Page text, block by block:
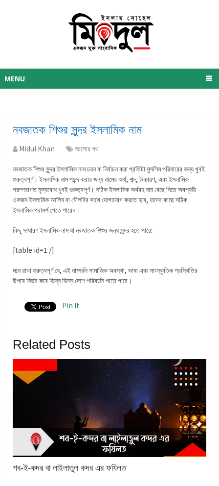
MENU
নবজাতক শিশুর সুন্দর ইসলামিক নাম
Midul Khan আলোর পথ
নবজাতক শিশুর সুন্দর ইসলামিক নাম চয়ন বা নির্বাচন করা প্রতিটা মুসলিম পরিবারের জন্য খুবই
গুরুত্বপূর্ণ। ইসলামিক নাম পছন্দ করার জন্য নামের অর্থ, শব্দ, উচ্চারণ, এবং ইসলামিক
পরম্পরাগত মূল্যবোধ খুবই গুরুত্বপূর্ণ। সঠিক ইসলামিক অর্থবহ নাম বেছে নিতে অবশ্যয়ী
একজন ইসলামিক আলিম বা মৌলবির সাথে যােগাযোগ করতে হবে, যাদের কাছে সঠিক
ইসলামিক পরামর্শ পেতে পারেন।
কিছু সাধারণ ইসলামিক নাম যা নবজাতক শিশুর জন্য সুন্দর হতে পারে:
[table id=1 /]
মনে রাখা গুরুত্বপূর্ণ যে, এই নামগুলি সামাজিক অবস্থা, ভাষা এবং সাংস্কৃতিক প্রস্থিতির
উপরে নির্ভর করে ভিন্ন ভিন্ন দেশে পরিবর্তন পাতে পারে।
Pin It
Related Posts
শব-ই-কদর বা লাইলাতুল কদর এর ফযিলত